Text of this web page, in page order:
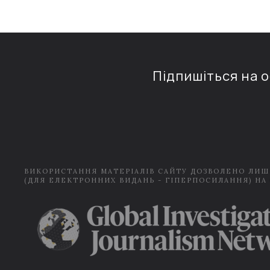
Підпишіться на
ВИКОРИСТАННЯ МАТЕРІАЛІВ САЙТУ ДОЗВОЛЕНО
(ДЛЯ ЕЛЕКТРОННИХ ВИДАНЬ - ГІПЕРПОСИЛАННЯ) НА